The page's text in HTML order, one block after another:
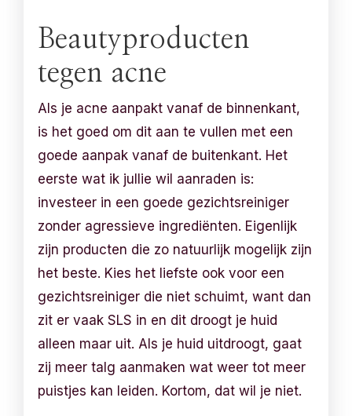
Beautyproducten
tegen acne
Als je acne aanpakt vanaf de binnenkant,
is het goed om dit aan te vullen met een
goede aanpak vanaf de buitenkant. Het
eerste wat ik jullie wil aanraden is:
investeer in een goede gezichtsreiniger
zonder agressieve ingrediënten. Eigenlijk
zijn producten die zo natuurlijk mogelijk zijn
het beste. Kies het liefste ook voor een
gezichtsreiniger die niet schuimt, want dan
zit er vaak SLS in en dit droogt je huid
alleen maar uit. Als je huid uitdroogt, gaat
zij meer talg aanmaken wat weer tot meer
puistjes kan leiden. Kortom, dat wil je niet.